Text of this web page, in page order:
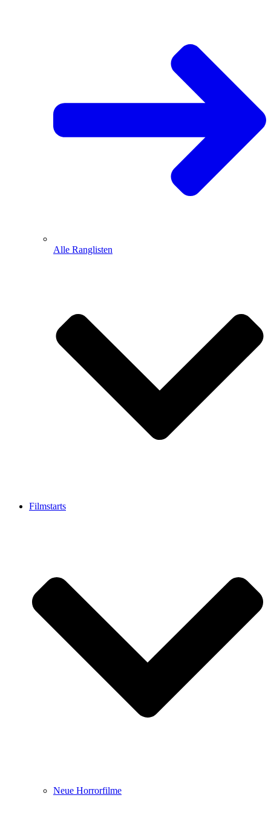
Alle Ranglisten
Filmstarts
Neue Horrorfilme